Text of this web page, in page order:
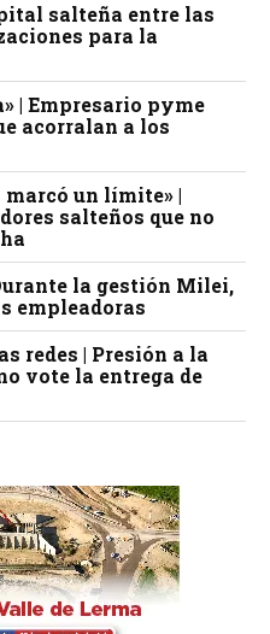
salteña entre las
para la
| Empresario pyme
acorralan a los
un límite» |
salteños que no
la gestión Milei,
empleadoras
redes | Presión a la
vote la entrega de